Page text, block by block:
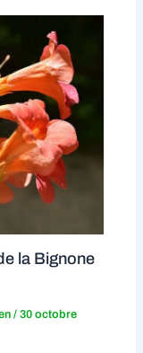
la Bignone
/30 octobre